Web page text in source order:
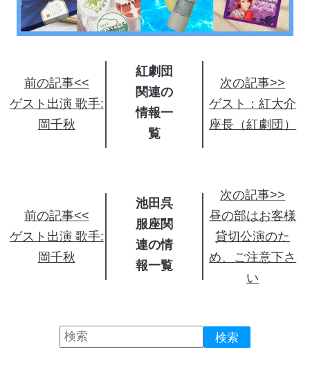
前の記事<<
ゲスト出演 歌手:
岡千秋
紅劇団
関連の
情報
次の記事>>
ゲスト：紅大介
座長（紅劇団）
前の記事<<
ゲスト出演 歌手:
岡千秋
池田呉
服座関
連の情
報
次の記事>>
昼の部はお客様
貸切公演のた
め、ご注意下さ
い